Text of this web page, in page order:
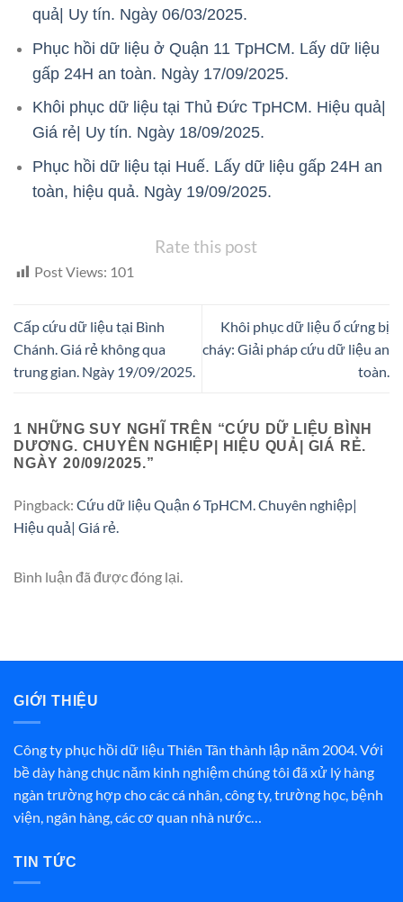
quả| Uy tín. Ngày 06/03/2025.
Phục hồi dữ liệu ở Quận 11 TpHCM. Lấy dữ liệu
gấp 24H an toàn. Ngày 17/09/2025.
Khôi phục dữ liệu tại Thủ Đức TpHCM. Hiệu quả|
Giá rẻ| Uy tín. Ngày 18/09/2025.
Phục hồi dữ liệu tại Huế. Lấy dữ liệu gấp 24H an
toàn, hiệu quả. Ngày 19/09/2025.
Rate this post
Post Views: 101
Cấp cứu dữ liệu tại Bình
Chánh. Giá rẻ không qua
trung gian. Ngày 19/09/2025.
Khôi phục dữ liệu ổ cứng bị
cháy: Giải pháp cứu dữ liệu an
toàn.
1 NHỮNG SUY NGHĨ TRÊN “CỨU DỮ LIỆU BÌNH
DƯƠNG. CHUYÊN NGHIỆP| HIỆU QUẢ| GIÁ RẺ.
NGÀY 20/09/2025.”
Pingback: Cứu dữ liệu Quận 6 TpHCM. Chuyên nghiệp|
Hiệu quả| Giá rẻ.
Bình luận đã được đóng lại.
GIỚI THIỆU
Công ty phục hồi dữ liệu Thiên Tân thành lập năm 2004. Với
bề dày hàng chục năm kinh nghiệm chúng tôi đã xử lý hàng
ngàn trường hợp cho các cá nhân, công ty, trường học, bệnh
viện, ngân hàng, các cơ quan nhà nước…
TIN TỨC